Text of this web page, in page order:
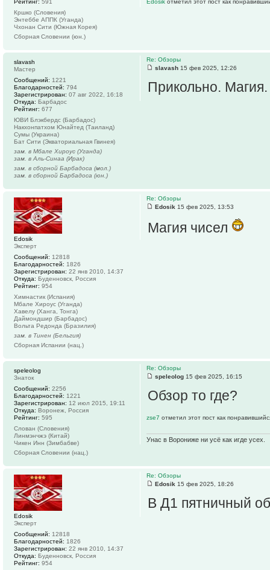
Edosik отметил этот пост как
Рейтинг: 591
Кршко (Словения)
Энтеббе АППК (Уганда)
Чхонан Сити (Южная Корея)
Сборная Словении (юн.)
Re: Обзоры
slavash 15 фев 2025, 12:26
Прикольно. Магия.
slavash
Мастер
Сообщений: 1221
Благодарностей: 794
Зарегистрирован: 07 авг 2022, 16:18
Откуда: Барбадос
Рейтинг: 677
ЮВИ Блэкбердс (Барбадос)
Накхонпатхом Юнайтед (Таиланд)
Сумы (Украина)
Бат Сити (Экваториальная Гвинея)
зам. в Мбале Хироус (Уганда)
зам. в Аль-Синаа (Ирак)
зам. в сборной Барбадоса (мол.)
зам. в сборной Барбадоса (юн.)
Re: Обзоры
Edosik 15 фев 2025, 13:53
Магия чисел
Edosik
Эксперт
Сообщений: 12818
Благодарностей: 1826
Зарегистрирован: 22 янв 2010, 14:37
Откуда: Буденновск, Россия
Рейтинг: 954
Химнастик (Испания)
Мбале Хироус (Уганда)
Хавелу (Ханга, Тонга)
Даймондшир (Барбадос)
Вольта Редонда (Бразилия)
зам. в Тинен (Бельгия)
Сборная Испании (нац.)
Re: Обзоры
speleolog 15 фев 2025, 16:15
Обзор то где?
zse7 отметил этот пост как
Унас в Ворониже ни усё как игде усех.
speleolog
Знаток
Сообщений: 2256
Благодарностей: 1221
Зарегистрирован: 12 июл 2015, 19:11
Откуда: Воронеж, Россия
Рейтинг: 595
Слован (Словения)
Линмэнчжэ (Китай)
Чикен Инн (Зимбабве)
Сборная Словении (нац.)
Re: Обзоры
Edosik 15 фев 2025, 18:26
В Д1 пятничный
Edosik
Эксперт
Сообщений: 12818
Благодарностей: 1826
Зарегистрирован: 22 янв 2010, 14:37
Откуда: Буденновск, Россия
Рейтинг: 954